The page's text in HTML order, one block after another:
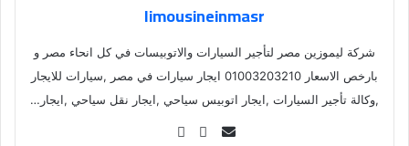
limousineinmasr
شركة ليموزين مصر لتأجير السيارات والاتوبيسات في كل انحاء مصر و
بارخص الاسعار 01003203210 ايجار سيارات في مصر ,سيارات للايجار
,وكالة تأجير السيارات ,ايجار اتوبيس سياحي ,ايجار نقل سياحي ,ايجار…
Se